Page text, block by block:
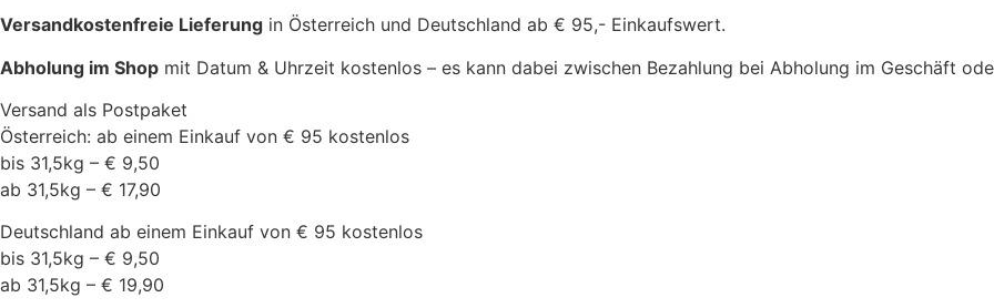
Versandkostenfreie Lieferung in Österreich und Deutschland ab € 95,- Einkaufswert.
Abholung im Shop mit Datum & Uhrzeit kostenlos – es kann dabei zwischen Bezahlung bei Abholung im Geschäft
Versand als Postpaket
Österreich: ab einem Einkauf von € 95 kostenlos
bis 31,5kg – € 9,50
ab 31,5kg – € 17,90
Deutschland ab einem Einkauf von € 95 kostenlos
bis 31,5kg – € 9,50
ab 31,5kg – € 19,90